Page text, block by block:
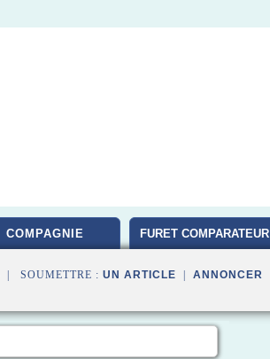
COMPAGNIE FURET COMPARATEUR
| SOUMETTRE : UN ARTICLE ANNONCER